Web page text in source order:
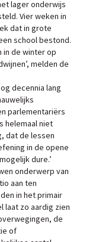
lager onderwijs
Vier weken in
dat in grote
school bestond.
in de winter op
melden de
decennia lang
parlementariërs
helemaal niet
dat de lessen
in de opene
dure.’
onderwerp van
aan ten
in het primair
laat zo aardig zien
de
of